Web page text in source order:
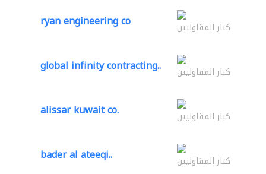
ryan engineering co كبار المقاوليين
global infinity contracting.. كبار المقاوليين
alissar kuwait co. كبار المقاوليين
bader al ateeqi.. كبار المقاوليين